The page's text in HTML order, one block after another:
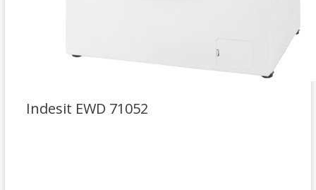
Indesit EWD 71052